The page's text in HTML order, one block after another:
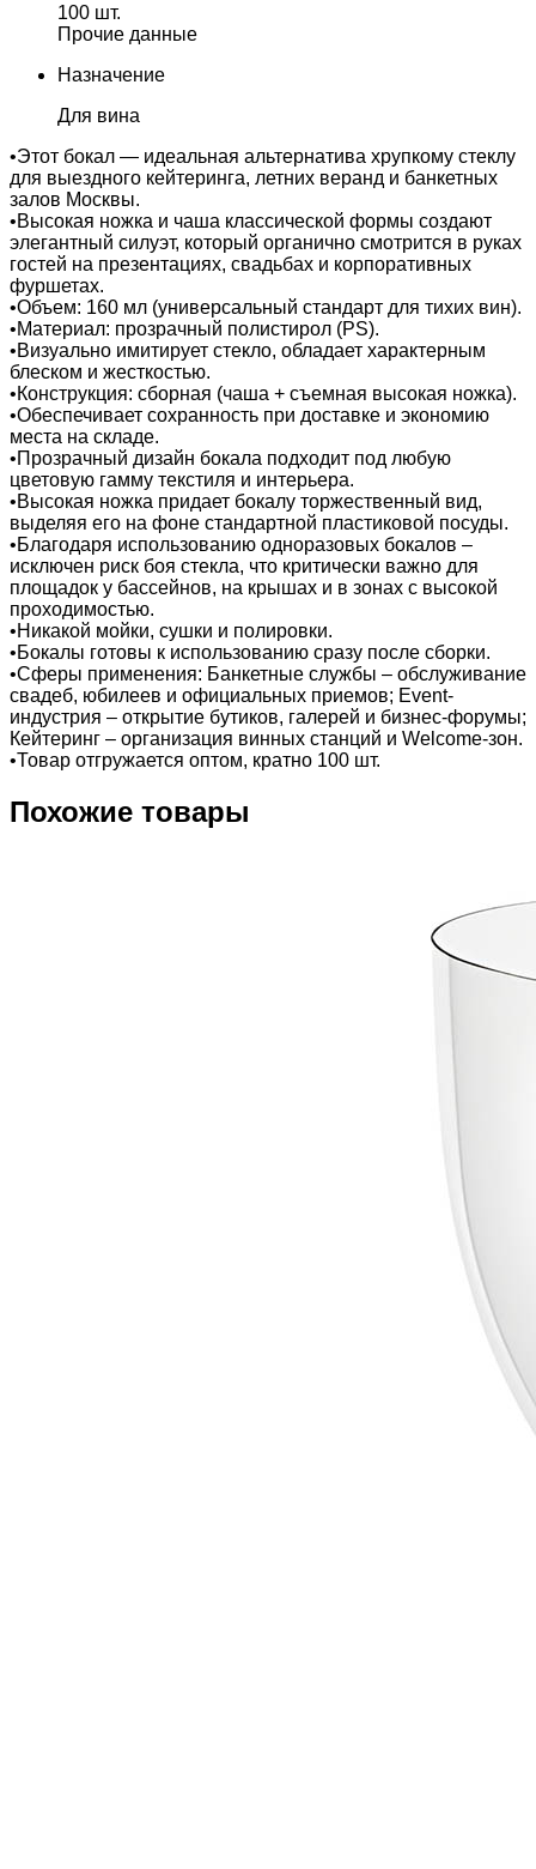
100 шт.
Прочие данные
Назначение
Для вина
•Этот бокал — идеальная альтернатива хрупкому стеклу
для выездного кейтеринга, летних веранд и банкетных
залов Москвы.
•Высокая ножка и чаша классической формы создают
элегантный силуэт, который органично смотрится в руках
гостей на презентациях, свадьбах и корпоративных
фуршетах.
•Объем: 160 мл (универсальный стандарт для тихих вин).
•Материал: прозрачный полистирол (PS).
•Визуально имитирует стекло, обладает характерным
блеском и жесткостью.
•Конструкция: сборная (чаша + съемная высокая ножка).
•Обеспечивает сохранность при доставке и экономию
места на складе.
•Прозрачный дизайн бокала подходит под любую
цветовую гамму текстиля и интерьера.
•Высокая ножка придает бокалу торжественный вид,
выделяя его на фоне стандартной пластиковой посуды.
•Благодаря использованию одноразовых бокалов –
исключен риск боя стекла, что критически важно для
площадок у бассейнов, на крышах и в зонах с высокой
проходимостью.
•Никакой мойки, сушки и полировки.
•Бокалы готовы к использованию сразу после сборки.
•Сферы применения: Банкетные службы – обслуживание
свадеб, юбилеев и официальных приемов; Event-
индустрия – открытие бутиков, галерей и бизнес-форумы;
Кейтеринг – организация винных станций и Welcome-зон.
•Товар отгружается оптом, кратно 100 шт.
Похожие товары